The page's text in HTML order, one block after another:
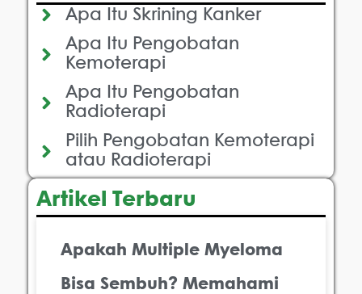
Apa Itu Skrining Kanker
Apa Itu Pengobatan
Kemoterapi
Apa Itu Pengobatan
Radioterapi
Pilih Pengobatan Kemoterapi
atau Radioterapi
Artikel Terbaru
Apakah Multiple Myeloma
Bisa Sembuh? Memahami